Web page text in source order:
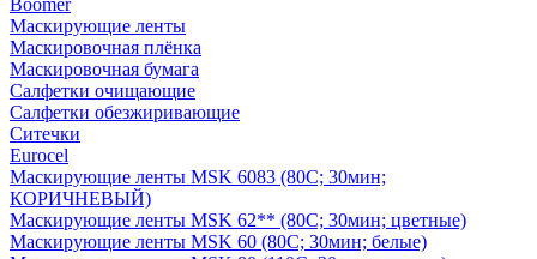
Boomer
Маскирующие ленты
Маскировочная плёнка
Маскировочная бумага
Салфетки очищающие
Салфетки обезжиривающие
Ситечки
Euroсel
Маскирующие ленты MSK 6083 (80С; 30мин;
КОРИЧНЕВЫЙ)
Маскирующие ленты MSK 62** (80С; 30мин; цветные)
Маскирующие ленты MSK 60 (80С; 30мин; белые)